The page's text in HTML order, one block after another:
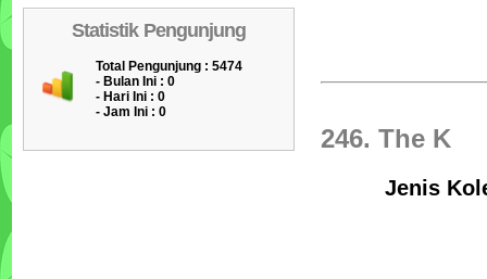
Statistik Pengunjung
Total Pengunjung : 5474
- Bulan Ini : 0
- Hari Ini : 0
- Jam Ini : 0
246. The K
Jenis